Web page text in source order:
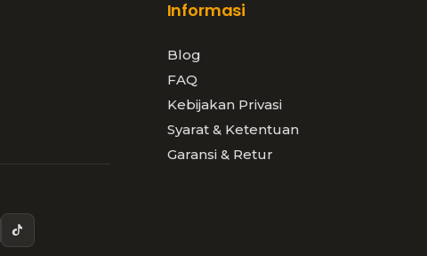
Informasi
Blog
FAQ
Kebijakan Privasi
Syarat & Ketentuan
Garansi & Retur